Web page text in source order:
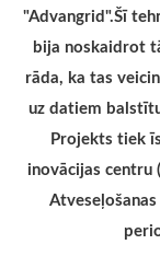
"Advangrid".Šī
bija noskaidrot
rāda, ka tas
uz datiem
Projekts tiek
inovācijas centru